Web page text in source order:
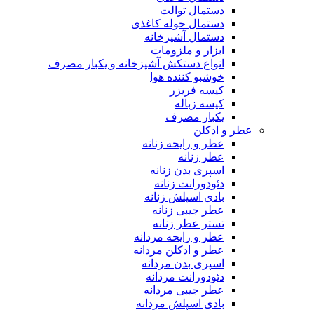
دستمال توالت
دستمال حوله کاغذی
دستمال آشپزخانه
ابزار و ملزومات
انواع دستکش آشپزخانه و یکبار مصرف
خوشبو کننده هوا
کیسه فریزر
کیسه زباله
یکبار مصرف
عطر و ادکلن
عطر و رایحه زنانه
عطر زنانه
اسپری بدن زنانه
دئودورانت زنانه
بادی اسپلش زنانه
عطر جیبی زنانه
تستر عطر زنانه
عطر و رایحه مردانه
عطر و ادکلن مردانه
اسپری بدن مردانه
دئودورانت مردانه
عطر جیبی مردانه
بادی اسپلش مردانه